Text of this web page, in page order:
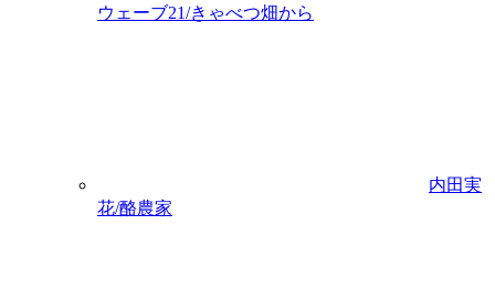
ウェーブ21/きゃべつ畑から
内田実
花/酪農家